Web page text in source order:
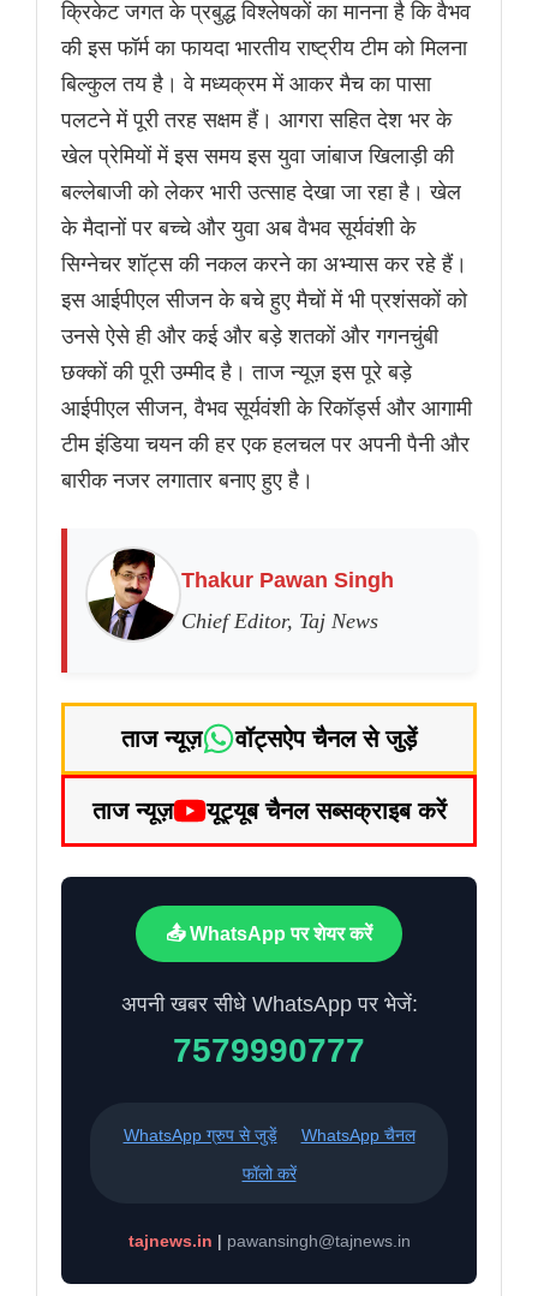
क्रिकेट जगत के प्रबुद्ध विश्लेषकों का मानना है कि वैभव
की इस फॉर्म का फायदा भारतीय राष्ट्रीय टीम को मिलना
बिल्कुल तय है। वे मध्यक्रम में आकर मैच का पासा
पलटने में पूरी तरह सक्षम हैं। आगरा सहित देश भर के
खेल प्रेमियों में इस समय इस युवा जांबाज खिलाड़ी की
बल्लेबाजी को लेकर भारी उत्साह देखा जा रहा है। खेल
के मैदानों पर बच्चे और युवा अब वैभव सूर्यवंशी के
सिग्नेचर शॉट्स की नकल करने का अभ्यास कर रहे हैं।
इस आईपीएल सीजन के बचे हुए मैचों में भी प्रशंसकों को
उनसे ऐसे ही और कई और बड़े शतकों और गगनचुंबी
छक्कों की पूरी उम्मीद है। ताज न्यूज़ इस पूरे बड़े
आईपीएल सीजन, वैभव सूर्यवंशी के रिकॉर्ड्स और आगामी
टीम इंडिया चयन की हर एक हलचल पर अपनी पैनी और
बारीक नजर लगातार बनाए हुए है।
Thakur Pawan Singh
Chief Editor, Taj News
ताज न्यूज़ वॉट्सऐप चैनल से जुड़ें
ताज न्यूज़ यूट्यूब चैनल सब्सक्राइब करें
📤 WhatsApp पर शेयर करें
अपनी खबर सीधे WhatsApp पर भेजें:
7579990777
WhatsApp ग्रुप से जुड़ें
WhatsApp चैनल
फॉलो करें
tajnews.in | pawansingh@tajnews.in